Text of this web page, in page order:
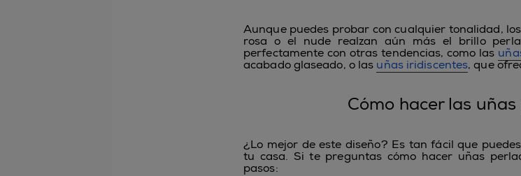
Aunque puedes probar con cualquier tonalidad,
rosa o el nude realzan aún más el brillo
perfectamente con otras tendencias, como las
acabado glaseado, o las uñas iridiscentes, que
Cómo hacer las
¿Lo mejor de este diseño? Es tan fácil que
tu casa. Si te preguntas cómo hacer uñas
pasos: